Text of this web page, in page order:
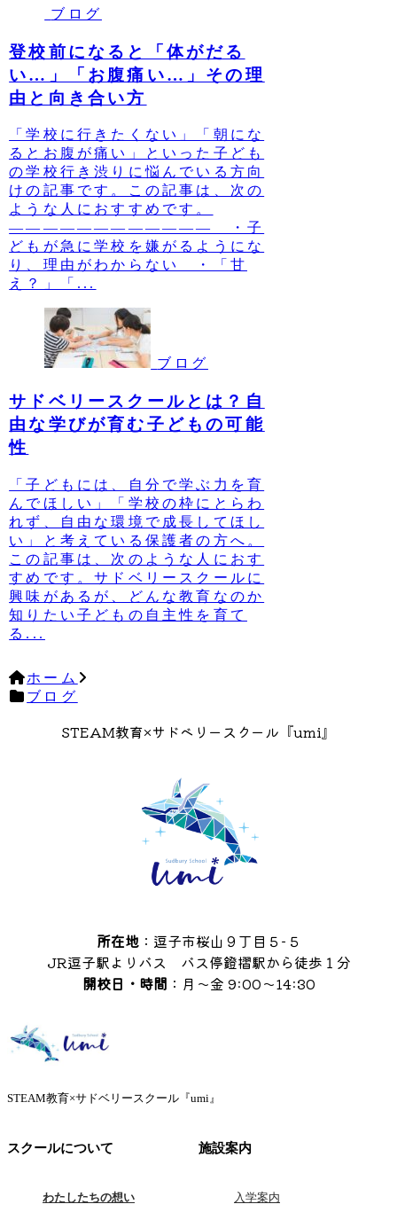
ブログ
登校前になると「体がだる
い…」「お腹痛い…」その理
由と向き合い方
「学校に行きたくない」「朝にな
るとお腹が痛い」といった子ども
の学校行き渋りに悩んでいる方向
けの記事です。この記事は、次の
ような人におすすめです。
———————————— ・子
どもが急に学校を嫌がるようにな
り、理由がわからない ・「甘
え？」「...
ブログ
サドベリースクールとは？自
由な学びが育む子どもの可能
性
「子どもには、自分で学ぶ力を育
んでほしい」「学校の枠にとらわ
れず、自由な環境で成長してほし
い」と考えている保護者の方へ。
この記事は、次のような人におす
すめです。サドベリースクールに
興味があるが、どんな教育なのか
知りたい子どもの自主性を育て
る...
ホーム
ブログ
STEAM教育×サドベリースクール『umi』
所在地：逗子市桜山９丁目５−５
JR逗子駅よりバス バス停鐙摺駅から徒歩１分
開校日・時間 ：月〜金 9:00〜14:30
STEAM教育×サドベリースクール『umi』
スクールについて
わたしたちの想い
施設案内
入学案内